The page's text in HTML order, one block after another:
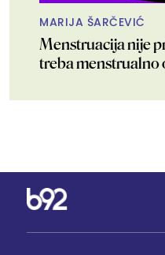
MARIJA ŠARČEVIĆ
Menstruacija nije
treba menstrualno